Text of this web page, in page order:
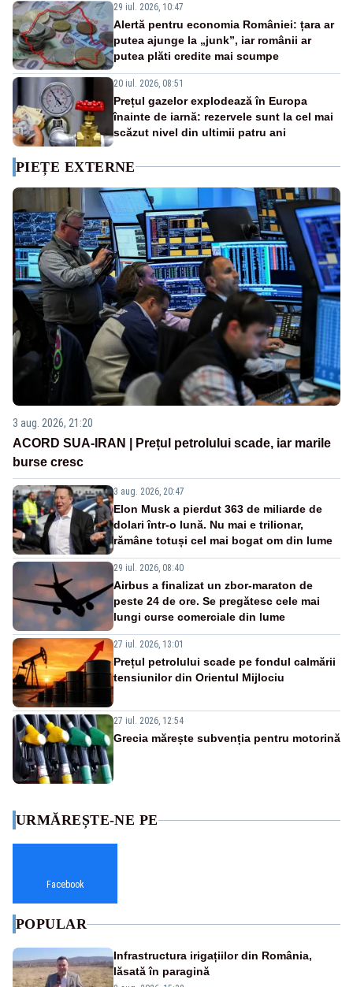
29 iul. 2026, 10:47
Alertă pentru economia României: țara ar
putea ajunge la „junk”, iar românii ar
putea plăti credite mai scumpe
20 iul. 2026, 08:51
Prețul gazelor explodează în Europa
înainte de iarnă: rezervele sunt la cel mai
scăzut nivel din ultimii patru ani
PIEȚE EXTERNE
3 aug. 2026, 21:20
ACORD SUA-IRAN | Prețul petrolului scade, iar marile
burse cresc
3 aug. 2026, 20:47
Elon Musk a pierdut 363 de miliarde de
dolari într-o lună. Nu mai e trilionar,
rămâne totuși cel mai bogat om din lume
29 iul. 2026, 08:40
Airbus a finalizat un zbor-maraton de
peste 24 de ore. Se pregătesc cele mai
lungi curse comerciale din lume
27 iul. 2026, 13:01
Prețul petrolului scade pe fondul calmării
tensiunilor din Orientul Mijlociu
27 iul. 2026, 12:54
Grecia mărește subvenția pentru motorină
URMĂREȘTE-NE PE
Facebook
POPULAR
Infrastructura irigațiilor din România,
lăsată în paragină